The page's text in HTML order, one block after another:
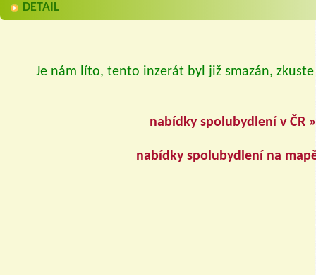
DETAIL
Je nám líto, tento inzerát byl již smazán,
nabídky spolubydlení v ČR »
nabídky spolubydlení na